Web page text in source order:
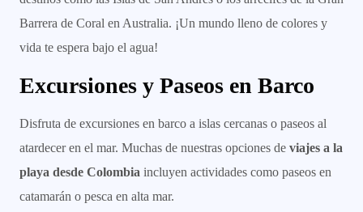
Barrera de Coral en Australia. ¡Un mundo lleno de colores y
vida te espera bajo el agua!
Excursiones y Paseos en Barco
Disfruta de excursiones en barco a islas cercanas o paseos al
atardecer en el mar. Muchas de nuestras opciones de viajes a la
playa desde Colombia incluyen actividades como paseos en
catamarán o pesca en alta mar.